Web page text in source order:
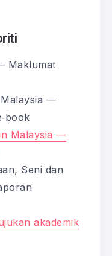
Maklumat
—
Malaysia —
Seni dan
akademik